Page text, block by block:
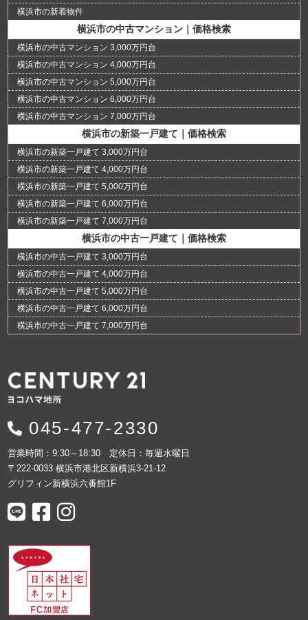
横浜市の新着物件
横浜市の中古マンション｜価格検索
横浜市の中古マンション 3,000万円台
横浜市の中古マンション 4,000万円台
横浜市の中古マンション 5,000万円台
横浜市の中古マンション 6,000万円台
横浜市の中古マンション 7,000万円台
横浜市の新築一戸建て｜価格検索
横浜市の新築一戸建て 3,000万円台
横浜市の新築一戸建て 4,000万円台
横浜市の新築一戸建て 5,000万円台
横浜市の新築一戸建て 6,000万円台
横浜市の新築一戸建て 7,000万円台
横浜市の中古一戸建て｜価格検索
横浜市の中古一戸建て 3,000万円台
横浜市の中古一戸建て 4,000万円台
横浜市の中古一戸建て 5,000万円台
横浜市の中古一戸建て 6,000万円台
横浜市の中古一戸建て 7,000万円台
045-477-2330
営業時間：9:30～18:30 定休日：毎週水曜日
〒222-0033 横浜市港北区新横浜3-21-12
グリフィン新横浜六番館1F